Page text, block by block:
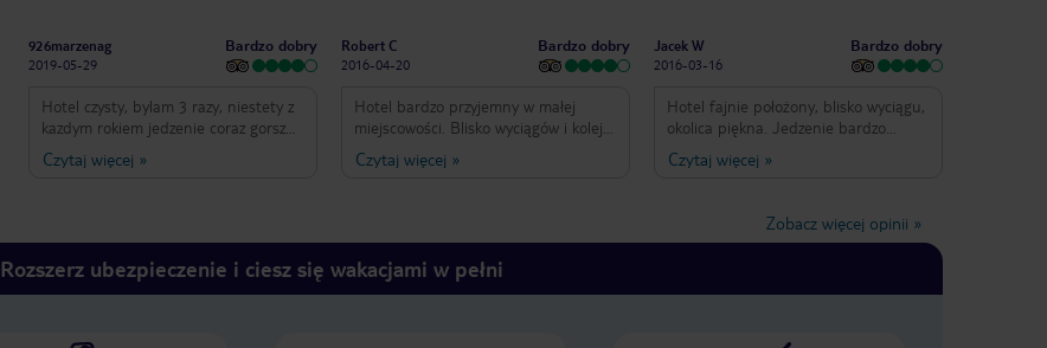
926marzenag
2019-05-29
Bardzo dobry
Hotel czysty, bylam 3 razy, niestety z
kazdym rokiem jedzenie coraz gorsze
choc obfite. Bardzo blisko stacja
narciarska. Przyjazny dzieciom. Basen
Czytaj więcej »
Robert C
2016-04-20
Bardzo dobry
Hotel bardzo przyjemny w małej
miejscowości. Blisko wyciągów i kolejki
Ikarus którą można wjechać na wys.
ponad 1800 m. Piękne widoki z góry,
naprawdę pyszne. Jedynie goście
hotelowi (Niemcy i Austriacy) potrafią
Czytaj więcej »
Jacek W
2016-03-16
Bardzo dobry
Hotel fajnie położony, blisko wyciągu,
okolica piękna. Jedzenie bardzo
dobre, obsługa uprzejma, jedyny
minus ,że nie ma informacji w
Polaków korzysta z usług hotelu i
całego ośrodka narciarskiego.Jacek z
Czytaj więcej »
Zobacz więcej opinii »
Rozszerz ubezpieczenie i ciesz się wakacjami w pełni